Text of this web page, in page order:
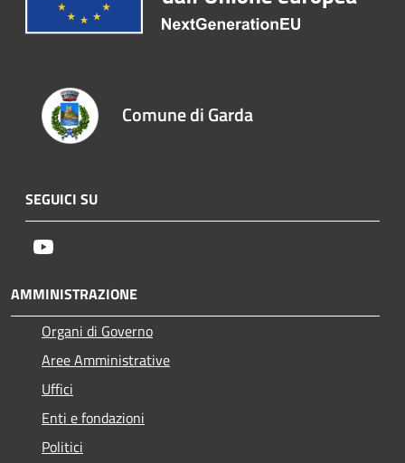
Comune di Garda
SEGUICI SU
AMMINISTRAZIONE
Organi di Governo
Aree Amministrative
Uffici
Enti e fondazioni
Politici